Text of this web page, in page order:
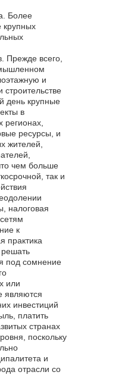
Более
крупных
Прежде всего,
и
день крупные
в
регионах,
ресурсы, и
жителей,
чем больше
так и
налоговая
к
практика
под сомнение
или
являются
инвестиций
платить
странах
поскольку
и
отрасли со